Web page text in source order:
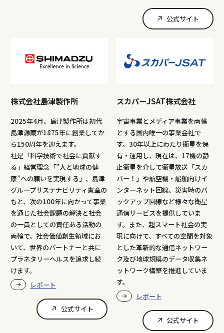
公式サイト
株式会社島津製作所
2025年4月、島津製作所は初代
島津源蔵が1875年に創業してか
ら150周年を迎えます。
社是「科学技術で社会に貢献す
る」経営理念「”人と地球の健
康”への願いを実現する」、島津
グループサステナビリティ憲章の
もと、次の100年に向かって事業
を通じた社会課題の解決と社会
の一員としての責任ある活動の
両輪で、社会価値創生領域にお
いて、世界のパートナーと共に
プラネタリーヘルスを追求し続
けます。
レポート
公式サイト
スカパーJSAT株式会社
宇宙事業とメディア事業を両輪
とする国内唯一の事業会社で
す。30年以上にわたり衛星を保
有・運用し、現在は、17機の静
止衛星を介して衛星放送「スカ
パー！」や航空機・船舶向けイ
ンターネット回線、災害時のバ
ックアップ回線など様々な衛星
通信サービスを提供していま
す。また、超スマート社会の実
現に向けて、すべての空間を対象
とした革新的な通信ネットワー
ク及び地球規模のデータ収集ネ
ットワーク構築を推進していま
す。
レポート
公式サイト